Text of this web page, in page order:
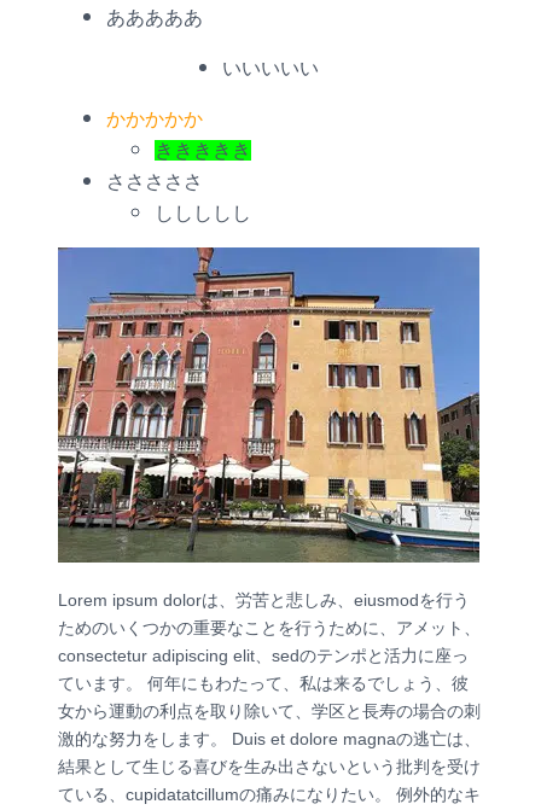
あああああ
いいいいい
かかかかか
ききききき
さささささ
ししししし
Lorem ipsum dolorは、労苦と悲しみ、eiusmodを行う
ためのいくつかの重要なことを行うために、アメット、
consectetur adipiscing elit、sedのテンポと活力に座っ
ています。 何年にもわたって、私は来るでしょう、彼
女から運動の利点を取り除いて、学区と長寿の場合の刺
激的な努力をします。 Duis et dolore magnaの逃亡は、
結果として生じる喜びを生み出さないという批判を受け
ている、cupidatatcillumの痛みになりたい。 例外的なキ